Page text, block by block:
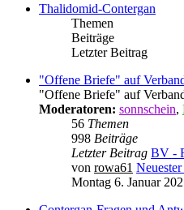
Thalidomid-Contergan
Themen
Beiträge
Letzter Beitrag
"Offene Briefe" auf
"Offene Briefe" auf
Moderatoren: sonnschein,
56 Themen
998 Beiträge
Letzter Beitrag BV -
von rowa61
Montag 6. Januar